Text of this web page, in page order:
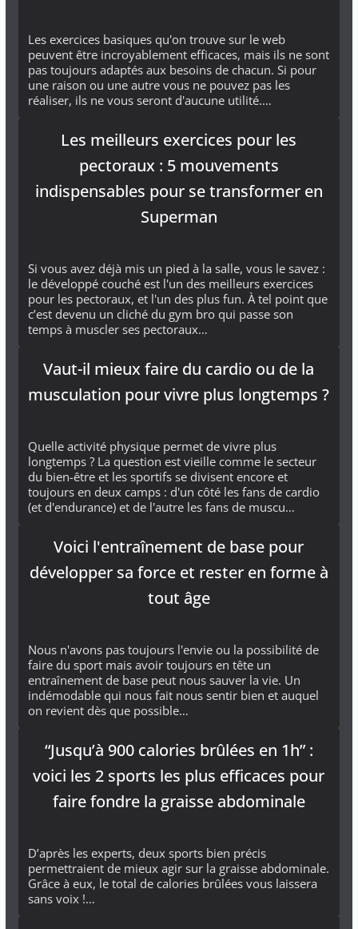
Les exercices basiques qu'on trouve sur le web
peuvent être incroyablement efficaces, mais ils ne sont
pas toujours adaptés aux besoins de chacun. Si pour
une raison ou une autre vous ne pouvez pas les
réaliser, ils ne vous seront d'aucune utilité.…
Les meilleurs exercices pour les
pectoraux : 5 mouvements
indispensables pour se transformer en
Superman
Si vous avez déjà mis un pied à la salle, vous le savez :
le développé couché est l'un des meilleurs exercices
pour les pectoraux, et l'un des plus fun. À tel point que
c’est devenu un cliché du gym bro qui passe son
temps à muscler ses pectoraux…
Vaut-il mieux faire du cardio ou de la
musculation pour vivre plus longtemps ?
Quelle activité physique permet de vivre plus
longtemps ? La question est vieille comme le secteur
du bien-être et les sportifs se divisent encore et
toujours en deux camps : d'un côté les fans de cardio
(et d'endurance) et de l'autre les fans de muscu…
Voici l'entraînement de base pour
développer sa force et rester en forme à
tout âge
Nous n'avons pas toujours l'envie ou la possibilité de
faire du sport mais avoir toujours en tête un
entraînement de base peut nous sauver la vie. Un
indémodable qui nous fait nous sentir bien et auquel
on revient dès que possible…
“Jusqu’à 900 calories brûlées en 1h” :
voici les 2 sports les plus efficaces pour
faire fondre la graisse abdominale
D’après les experts, deux sports bien précis
permettraient de mieux agir sur la graisse abdominale.
Grâce à eux, le total de calories brûlées vous laissera
sans voix !…